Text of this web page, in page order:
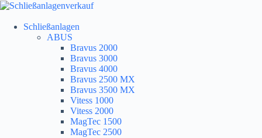
Schließanlagen
ABUS
Bravus 2000
Bravus 3000
Bravus 4000
Bravus 2500 MX
Bravus 3500 MX
Vitess 1000
Vitess 2000
MagTec 1500
MagTec 2500